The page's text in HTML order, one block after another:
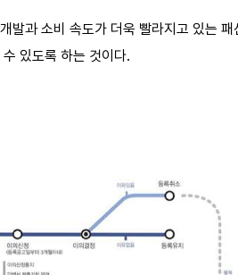
발과 소비 속도가 더욱 빨라지고 있는 패
있도록 하는 것이다.